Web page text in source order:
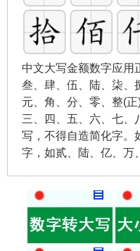
中文大写金额数字应用
叁、肆、伍、陆、柒、
元、角、分、零、整(正
三、四、五、六、七、
写，不得自造简化字。
字，如贰、陆、亿、万